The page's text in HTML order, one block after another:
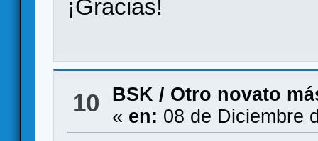
¡Gracias!
10 BSK / Otro novato
« en: 08 de Diciembre